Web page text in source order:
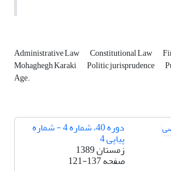
Administrative Law Constitutional Law
Mohaghegh Karaki Politic jurisprudence
Age.
دوره 40، شماره 4 - شماره
پیاپی 4
زمستان 1389
صفحه121-137